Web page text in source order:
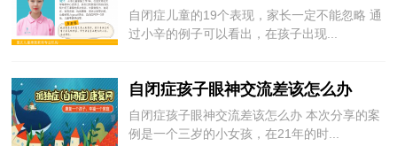
自闭症儿童的19个表现，家长一定不能忽略 通
过小辛的例子可以看出，在孩子出现...
自闭症孩子眼神交流差该怎么办
自闭症孩子眼神交流差该怎么办 本次分享的案
例是一个三岁的小女孩，在21年的时...